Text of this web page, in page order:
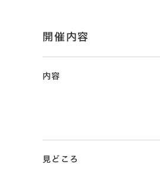
開催内容
内容
見どころ